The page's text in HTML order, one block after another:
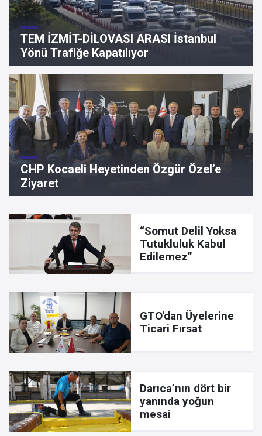
TEM İZMİT-DİLOVASI ARASI İstanbul
Yönü Trafiğe Kapatılıyor
CHP Kocaeli Heyetinden Özgür Özel’e
Ziyaret
“Somut Delil Yoksa
Tutukluluk Kabul
Edilemez”
GTO'dan Üyelerine
Ticari Fırsat
Darıca’nın dört bir
yanında yoğun
mesai